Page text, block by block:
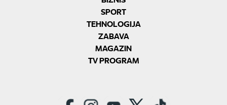
SPORT
TEHNOLOGIJA
ZABAVA
MAGAZIN
TV PROGRAM